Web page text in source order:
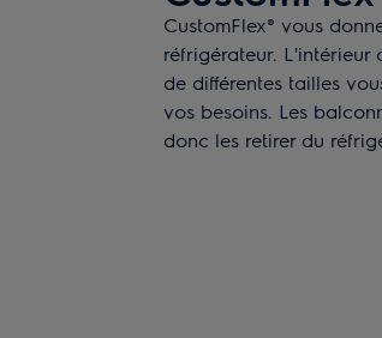
CustomFlex® vous
réfrigérateur.
de différentes tailles
vos besoins. Les
donc les retirer du